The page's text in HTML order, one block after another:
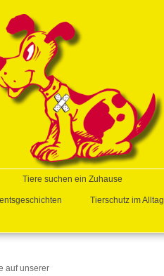
Tiere suchen ein Zuhause
Tierschutz im Alltag
auf unserer